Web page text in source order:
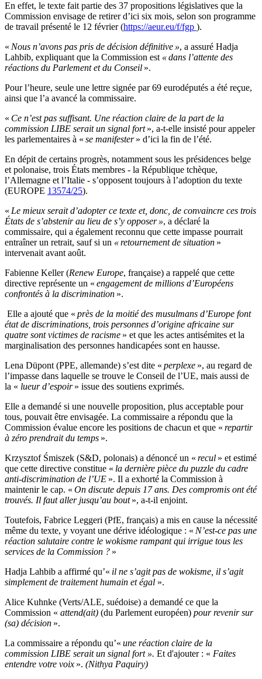
En effet, le texte fait partie des 37 propositions législatives que la
Commission envisage de retirer d’ici six mois, selon son programme
de travail présenté le 12 février (https://aeur.eu/f/fgp ).
« Nous n’avons pas pris de décision définitive », a assuré Hadja
Lahbib, expliquant que la Commission est « dans l’attente des
réactions du Parlement et du Conseil ».
Pour l’heure, seule une lettre signée par 69 eurodéputés a été reçue,
ainsi que l’a avancé la commissaire.
« Ce n’est pas suffisant. Une réaction claire de la part de la
commission LIBE serait un signal fort», a-t-elle insisté pour appeler
les parlementaires à « se manifester» d’ici la fin de l’été.
En dépit de certains progrès, notamment sous les présidences belge
et polonaise, trois États membres - la République tchèque,
l’Allemagne et l’Italie - s’opposent toujours à l’adoption du texte
(EUROPE 13574/25).
« Le mieux serait d’adopter ce texte et, donc, de convaincre ces trois
États de s’abstenir au lieu de s’y opposer », a déclaré la
commissaire, qui a également reconnu que cette impasse pourrait
entraîner un retrait, sauf si un « retournement de situation »
intervenait avant août.
Fabienne Keller (Renew Europe, française) a rappelé que cette
directive représente un « engagement de millions d’Européens
confrontés à la discrimination ».
Elle a ajouté que « près de la moitié des musulmans d’Europe font
état de discriminations, trois personnes d’origine africaine sur
quatre sont victimes de racisme » et que les actes antisémites et la
marginalisation des personnes handicapées sont en hausse.
Lena Düpont (PPE, allemande) s’est dite « perplexe », au regard de
l’impasse dans laquelle se trouve le Conseil de l’UE, mais aussi de
la « lueur d’espoir» issue des soutiens exprimés.
Elle a demandé si une nouvelle proposition, plus acceptable pour
tous, pouvait être envisagée. La commissaire a répondu que la
Commission évalue encore les positions de chacun et que « repartir
à zéro prendrait du temps ».
Krzysztof Śmiszek (S&D, polonais) a dénoncé un « recul » et estimé
que cette directive constitue « la dernière pièce du puzzle du cadre
anti-discrimination de l’UE ». Il a exhorté la Commission à
maintenir le cap. « On discute depuis 17 ans. Des compromis ont été
trouvés. Il faut aller jusqu’au bout», a-t-il enjoint.
Toutefois, Fabrice Leggeri (PfE, français) a mis en cause la nécessité
même du texte, y voyant une dérive idéologique : « N’est-ce pas une
réaction salutaire contre le wokisme rampant qui irrigue tous les
services de la Commission ? »
Hadja Lahbib a affirmé qu’« il ne s’agit pas de wokisme, il s’agit
simplement de traitement humain et égal ».
Alice Kuhnke (Verts/ALE, suédoise) a demandé ce que la
Commission « attend(ait) (du Parlement européen) pour revenir sur
(sa) décision ».
La commissaire a répondu qu’« une réaction claire de la
commission LIBE serait un signal fort ». Et d'ajouter : « Faites
entendre votre voix ». (Nithya Paquiry)